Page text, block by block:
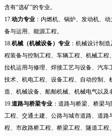
含有“选矿”的专业。
17.动力专业：内燃机、锅炉、发动机、
备与运用、能源工程。
18.机械（机械设备）专业：机械设计制
程装备与控制工程、车辆工程、机械工
拉机运用与修理、焊接工艺与设备、汽
技术、机电工程、设备工程、自动控制、
造、机械设备、船舶机械、机械电气以及
19.道路与桥梁专业：道路与桥梁、桥梁
工程、交通土建、公路与城市道路、道
程、市政路桥工程、桥梁工程、隧道工